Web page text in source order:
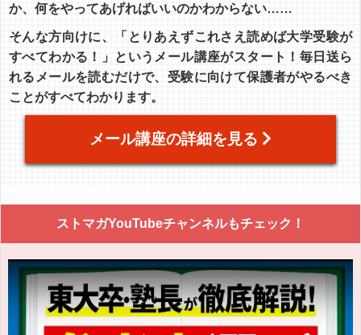
か、何をやってあげればいいのかわからない……
そんな方向けに、「とりあえずこれさえ読めば大学受験が
すべてわかる！」というメール講座がスタート！毎日送ら
れるメールを読むだけで、受験に向けて保護者がやるべき
ことがすべてわかります。
メール講座の詳細を見る
ストマガYouTubeチャンネルもチェック！